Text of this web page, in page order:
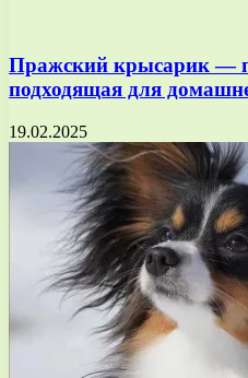
Пражский крысарик —
подходящая для
19.02.2025